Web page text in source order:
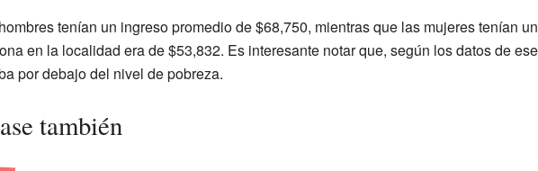
tenían un ingreso promedio de $68,750, mientras que las mujeres tenían
en la localidad era de $53,832. Es interesante notar que, según los datos de
por debajo del nivel de pobreza.
también